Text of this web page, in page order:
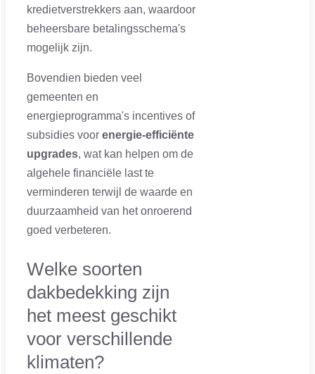
kredietverstrekkers aan, waardoor
beheersbare betalingsschema's
mogelijk zijn.
Bovendien bieden veel
gemeenten en
energieprogramma's incentives of
subsidies voor energie-efficiënte
upgrades, wat kan helpen om de
algehele financiële last te
verminderen terwijl de waarde en
duurzaamheid van het onroerend
goed verbeteren.
Welke soorten
dakbedekking zijn
het meest geschikt
voor verschillende
klimaten?